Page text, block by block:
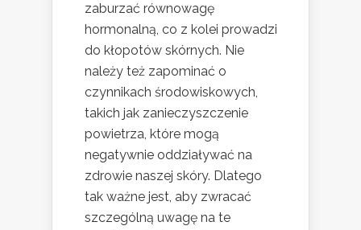
zaburzać równowagę
hormonalną, co z kolei prowadzi
do kłopotów skórnych. Nie
należy też zapominać o
czynnikach środowiskowych,
takich jak zanieczyszczenie
powietrza, które mogą
negatywnie oddziaływać na
zdrowie naszej skóry. Dlatego
tak ważne jest, aby zwracać
szczególną uwagę na te